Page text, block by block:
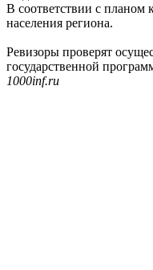
В соответствии с планом
населения региона.
Ревизоры проверят
государственной
1000inf.ru